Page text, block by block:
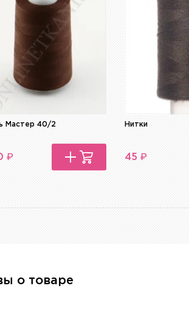
Мастер 40/2
₽
Нитки
45 ₽
о товаре